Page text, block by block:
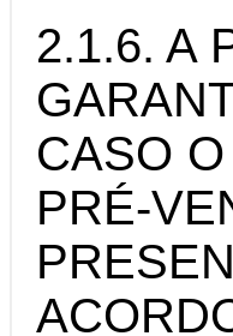
2.1.6. A
CASO
PRÉ-